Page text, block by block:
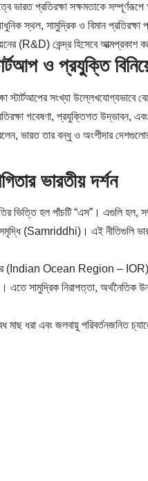
ভারত প্রতিরক্ষা সক্ষমতাকে
স্থল, সামুদ্রিক ও বিমান
(R&D) কেন্দ্র হিসেবে আত্মপ্রকাশ
ও প্রযুক্তি
স্টার্টআপের সংখ্যা উল্লেখযোগ্যভাবে
গবেষণা, প্রযুক্তিগত উদ্ভাবন,
ভারত তার বন্ধু ও অংশীদার
ভারতীয় দর্শন
ভিত্তি হল পাঁচটি “এস”। এগুলি
(Samriddhi)। এই নীতিগুলি
(Indian Ocean Region
এতে সামুদ্রিক নিরাপত্তা,
মাছ ধরা এবং জলবায়ু পরিবর্তনজনিত